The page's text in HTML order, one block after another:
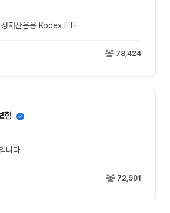
자산운용 Kodex ETF
78,424
험
니다
72,901